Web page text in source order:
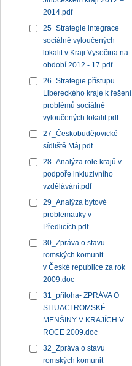
2014.pdf
25_Strategie integrace
sociálně vyloučených
lokalit v Kraji Vysočina na
období 2012 - 17.pdf
26_Strategie přístupu
Libereckého kraje k řešení
problémů sociálně
vyloučených lokalit.pdf
27_Českobudějovické
sídliště Máj.pdf
28_Analýza role krajů v
podpoře inkluzivního
vzdělávání.pdf
29_Analýza bytové
problematiky v
Předlicích.pdf
30_Zpráva o stavu
romských komunit
v České republice za rok
2009.doc
31_příloha- ZPRÁVA O
SITUACI ROMSKÉ
MENŠINY V KRAJÍCH V
ROCE 2009.doc
32_Zpráva o stavu
romských komunit